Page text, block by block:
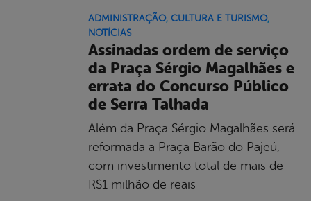
ADMINISTRAÇÃO, CULTURA E TURISMO,
NOTÍCIAS
Assinadas ordem de serviço
da Praça Sérgio Magalhães e
errata do Concurso Público
de Serra Talhada
Além da Praça Sérgio Magalhães será
reformada a Praça Barão do Pajeú,
com investimento total de mais de
R$1 milhão de reais